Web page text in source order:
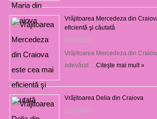
Vrăjitoarea Mercedeza din
eficientă şi căutată
27/07/2026
Vrăjitoarea Mercedeza din
adevărat … Citeşte mai mult »
Vrăjitoarea Delia din Craiova
27/07/2026